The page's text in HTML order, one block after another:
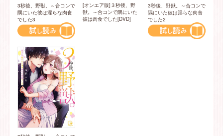
3秒後、野獣。～合コンで
隅にいた彼は淫らな肉食
でした3
[オンエア版]３秒後、野
獣。～合コンで隅にいた
彼は肉食でした[DVD]
3秒後、野獣。～合コンで
隅にいた彼は淫らな肉食
でした2